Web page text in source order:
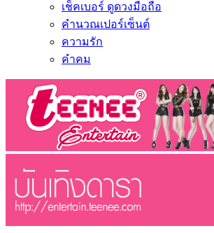
เช็คเบอร์ ดูดวงมือถือ
คำนวณเปอร์เซ็นต์
ความรัก
คำคม